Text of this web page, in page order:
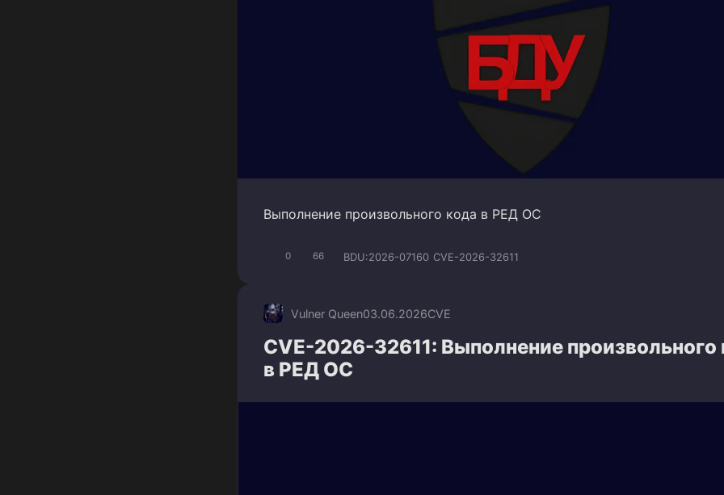
Выполнение произвольного кода в РЕД ОС
0 66 BDU:2026-07160 CVE-2026-32611
Vulner Queen03.06.2026CVE
CVE-2026-32611: Выполнение произвольного
в РЕД ОС